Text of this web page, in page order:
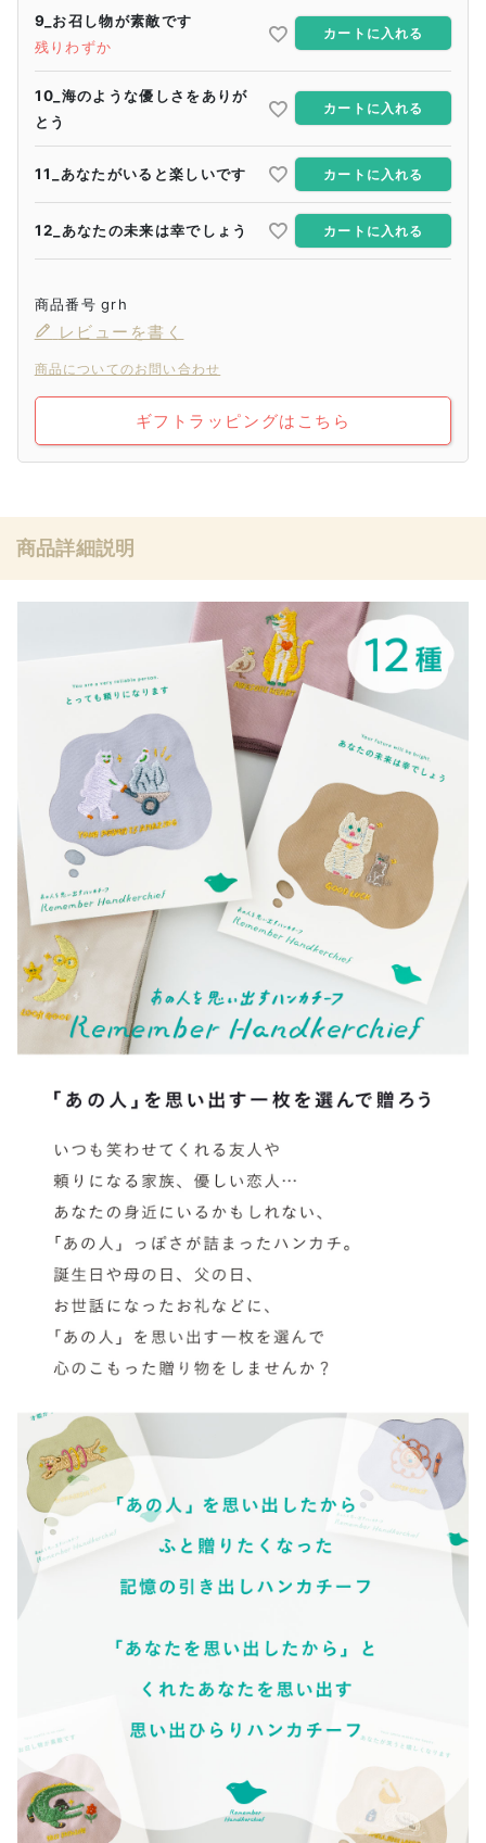
9_お召し物が素敵です
残りわずか
カートに入れる
10_海のような優しさをありが
とう
カートに入れる
11_あなたがいると楽しいです カートに入れる
12_あなたの未来は幸でしょう カートに入れる
商品番号 grh
レビューを書く
商品についてのお問い合わせ
ギフトラッピングはこちら
商品詳細説明